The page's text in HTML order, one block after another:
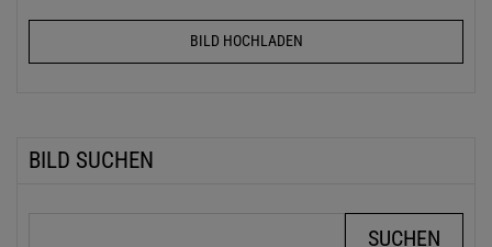
BILD HOCHLADEN
BILD SUCHEN